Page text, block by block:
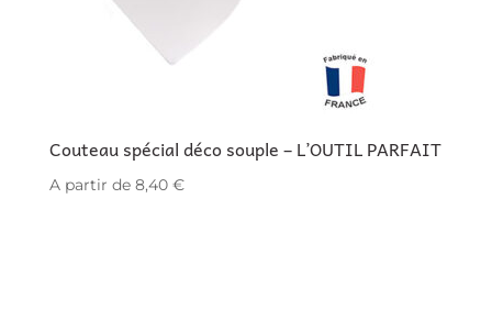
Couteau spécial déco souple – L’OUTIL PARFAIT
A partir de 8,40 €